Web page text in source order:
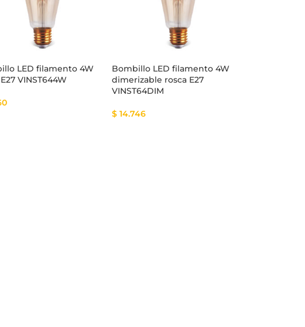
LED filamento 4W
VINST644W
Bombillo LED filamento 4W
dimerizable rosca E27
VINST64DIM
$14.746